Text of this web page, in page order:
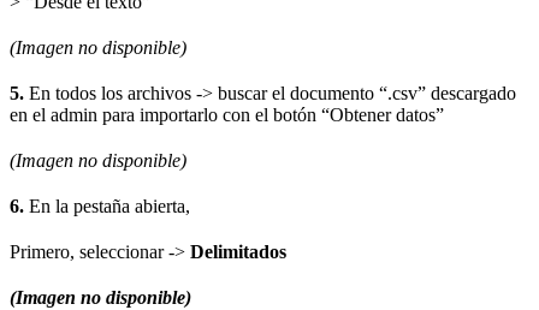
(Imagen no disponible)
5. En todos los archivos -> buscar el documento “.csv” descargado
en el admin para importarlo con el botón “Obtener datos”
(Imagen no disponible)
6. En la pestaña abierta,
Primero, seleccionar -> Delimitados
(Imagen no disponible)